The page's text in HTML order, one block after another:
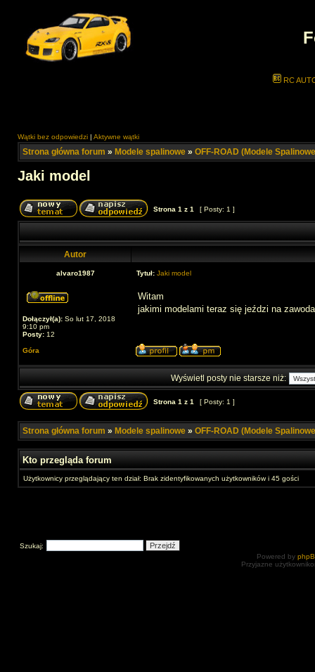
RC
Wątki bez odpowiedzi | Aktywne wątki
Strona główna forum » Modele spalinowe » OFF-ROAD (Modele
Jaki model
Strona 1 z 1 [ Posty: 1 ]
Autor
alvaro1987 Tytuł: Jaki model
Dołączył(a): So lut 17, 2018
9:10 pm
Posty: 12
Witam
jakimi modelami teraz się jeździ na
Góra
Wyświetl posty nie starsze niż:
Strona 1 z 1 [ Posty: 1 ]
Strona główna forum » Modele spalinowe » OFF-ROAD (Modele
Kto przegląda forum
Użytkownicy przeglądający ten dział: Brak zidentyfikowanych użytkowników i 45 gości
Szukaj:
Powered by
Przyjazne